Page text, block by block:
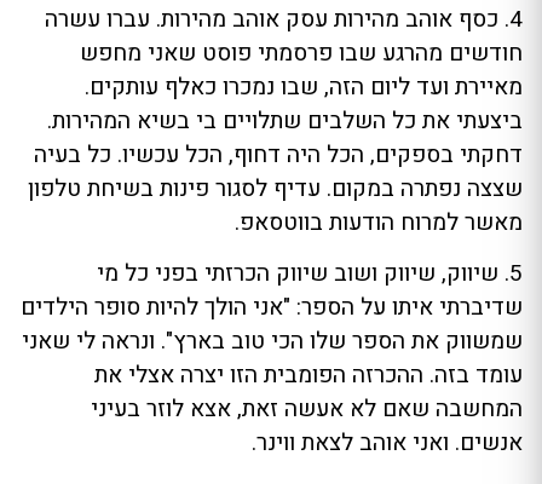
4. כסף אוהב מהירות עסק אוהב מהירות. עברו עשרה
חודשים מהרגע שבו פרסמתי פוסט שאני מחפש
מאיירת ועד ליום הזה, שבו נמכרו כאלף עותקים.
ביצעתי את כל השלבים שתלויים בי בשיא המהירות.
דחקתי בספקים, הכל היה דחוף, הכל עכשיו. כל בעיה
שצצה נפתרה במקום. עדיף לסגור פינות בשיחת טלפון
מאשר למרוח הודעות בווטסאפ.
5. שיווק, שיווק ושוב שיווק הכרזתי בפני כל מי
שדיברתי איתו על הספר: "אני הולך להיות סופר הילדים
שמשווק את הספר שלו הכי טוב בארץ". ונראה לי שאני
עומד בזה. ההכרזה הפומבית הזו יצרה אצלי את
המחשבה שאם לא אעשה זאת, אצא לוזר בעיני
אנשים. ואני אוהב לצאת ווינר.